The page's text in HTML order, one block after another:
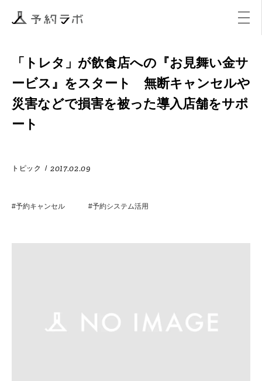
アクティビティ
「トレタ」が飲食店への『お見舞い金サ
ービス』をスタート 無断キャンセルや
災害などで損害を被った導入店舗をサポ
ート
トピック / 2017.02.09
#予約キャンセル #予約システム活用